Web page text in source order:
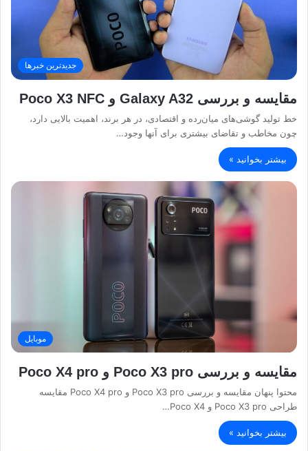
جدیدترین خبرها
مقایسه و بررسی Galaxy A32 و Poco X3 NFC
خط تولید گوشی‌های میان‌رده و اقتصادی، در هر برند، اهمیت بالایی دارد،
چون مخاطب و تقاضای بیشتری برای آنها وجود…
بیشتر بخوانید »
موبایل
مقایسه و بررسی Poco X3 pro و Poco X4 pro
محتوا پنهان مقایسه و بررسی Poco X3 pro و Poco X4 pro مقایسه
طراحی Poco X3 pro و Poco X4…
بیشتر بخوانید »